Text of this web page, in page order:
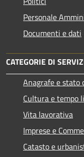
Personale
Documenti e dati
CATEGORIE DI
Anagrafe e stato
Cultura e tempo
Vita lavorativa
Imprese e
Catasto e